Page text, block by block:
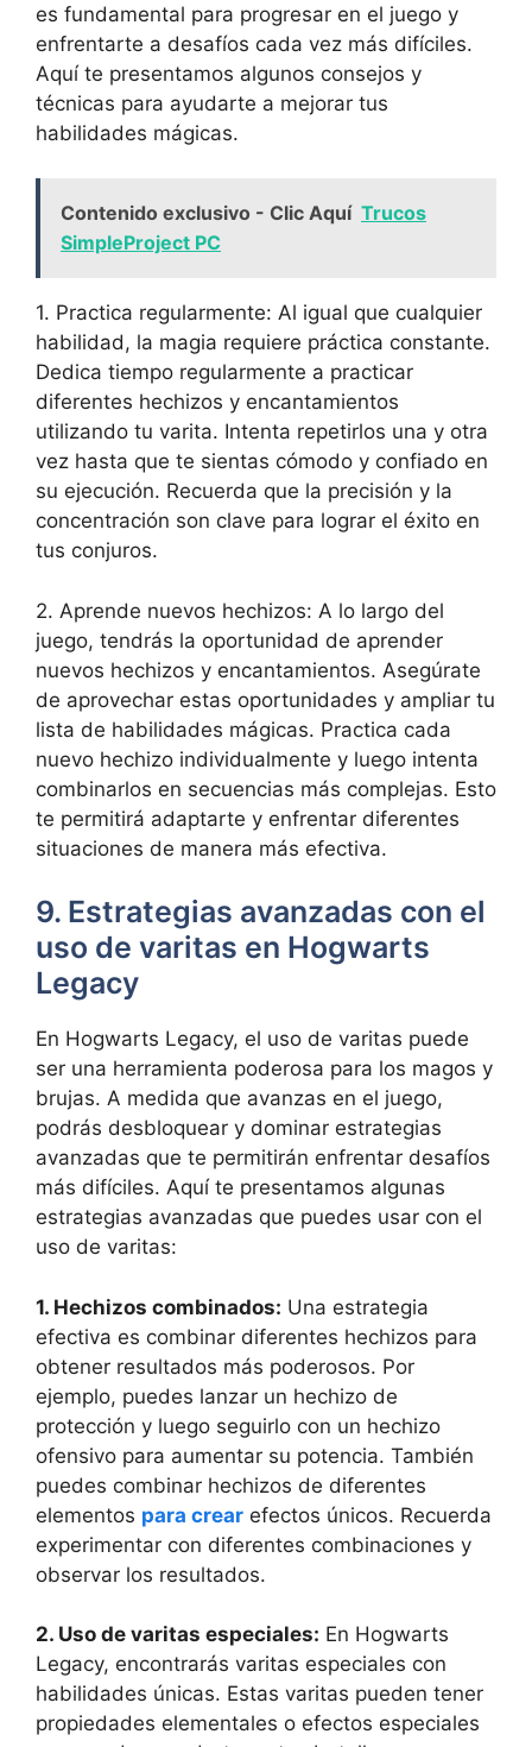
es fundamental para progresar en el juego y
enfrentarte a desafíos cada vez más difíciles.
Aquí te presentamos algunos consejos y
técnicas para ayudarte a mejorar tus
habilidades mágicas.
Contenido exclusivo - Clic Aquí Trucos
SimpleProject PC
1. Practica regularmente: Al igual que cualquier
habilidad, la magia requiere práctica constante.
Dedica tiempo regularmente a practicar
diferentes hechizos y encantamientos
utilizando tu varita. Intenta repetirlos una y otra
vez hasta que te sientas cómodo y confiado en
su ejecución. Recuerda que la precisión y la
concentración son clave para lograr el éxito en
tus conjuros.
2. Aprende nuevos hechizos: A lo largo del
juego, tendrás la oportunidad de aprender
nuevos hechizos y encantamientos. Asegúrate
de aprovechar estas oportunidades y ampliar tu
lista de habilidades mágicas. Practica cada
nuevo hechizo individualmente y luego intenta
combinarlos en secuencias más complejas. Esto
te permitirá adaptarte y enfrentar diferentes
situaciones de manera más efectiva.
9. Estrategias avanzadas con el
uso de varitas en Hogwarts
Legacy
En Hogwarts Legacy, el uso de varitas puede
ser una herramienta poderosa para los magos y
brujas. A medida que avanzas en el juego,
podrás desbloquear y dominar estrategias
avanzadas que te permitirán enfrentar desafíos
más difíciles. Aquí te presentamos algunas
estrategias avanzadas que puedes usar con el
uso de varitas:
1. Hechizos combinados: Una estrategia
efectiva es combinar diferentes hechizos para
obtener resultados más poderosos. Por
ejemplo, puedes lanzar un hechizo de
protección y luego seguirlo con un hechizo
ofensivo para aumentar su potencia. También
puedes combinar hechizos de diferentes
elementos para crear efectos únicos. Recuerda
experimentar con diferentes combinaciones y
observar los resultados.
2. Uso de varitas especiales: En Hogwarts
Legacy, encontrarás varitas especiales con
habilidades únicas. Estas varitas pueden tener
propiedades elementales o efectos especiales